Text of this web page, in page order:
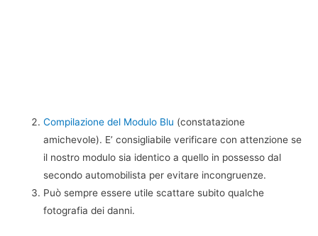
Compilazione del Modulo Blu (constatazione
amichevole). E’ consigliabile verificare con attenzione se
il nostro modulo sia identico a quello in possesso dal
secondo automobilista per evitare incongruenze.
Può sempre essere utile scattare subito qualche
fotografia dei danni.